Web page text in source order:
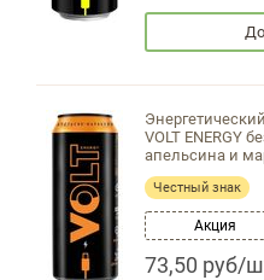
VOLT ENERGY
апельсина и
Честный знак
Акция
73,50 руб/